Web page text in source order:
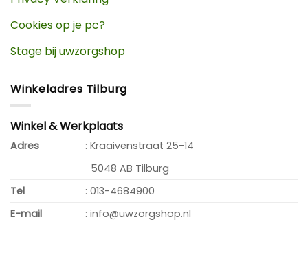
Cookies op je pc?
Stage bij uwzorgshop
Winkeladres Tilburg
Winkel & Werkplaats
Adres
: Kraaivenstraat 25-14
5048 AB Tilburg
Tel
: 013-4684900
E-mail
: info@uwzorgshop.nl